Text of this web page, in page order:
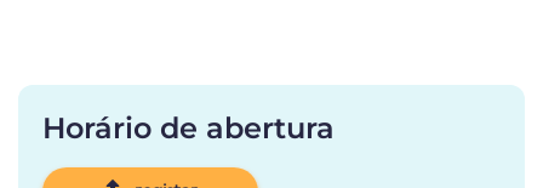
Horário de abertura